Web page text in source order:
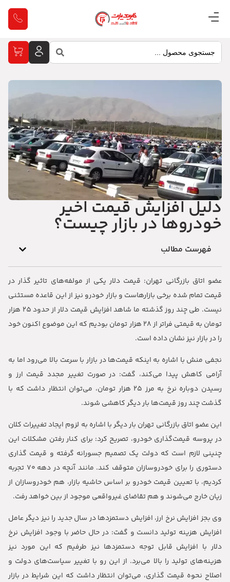
دلیل افزایش قیمت اخیر
خودروها در بازار چیست؟
فهرست مطالب
عضو اتاق بازرگانی تهران: قیمت دلار یکی از مولفه‌های تاثیر گذار در
قیمت تمام شده برخی بازارهاست و بازار خودرو نیز از این قاعده مستثنی
نیست. طی چند روز گذشته ما شاهد افزایش قیمت دلار از حدود 25 هزار
تومان به قیمتی فراتر از 28 هزار تومان بودیم که این موضوع اکنون خود
را در بازار نیز نشان داده است.
نجفی منش با اشاره به اینکه قیمت‌ها در بازار با سرعت بالا می‌رود اما به
آرامی کاهش پیدا می‌کند، گفت: در صورت تغییر مجدد قیمت ارز و
رسیدن دوباره نرخ به مرز ۲۵ هزار تومان، می‌توان انتظار داشت که با
گذشت چند روز قیمت‌ها بار دیگر کاهشی شوند.
این عضو اتاق بازرگانی تهران بار دیگر با اشاره به لزوم ایجاد تغییرات کلان
در پروسه قیمت‌گذاری خودرو، تصریح کرد: برای کنار رفتن مشکلات این
چنینی لازم است که دولت یک تصمیم جسورانه گرفته و قیمت گذاری
دستوری را برای خودروسازان متوقف کند. مانند آنچه در دهه ۷۰ تجربه
کردیم، با تعیین قیمت خودرو بر اساس حاشیه بازار، هم خودروسازان از
زیان خارج می‌شوند و هم تقاضای غیرواقعی موجود از بین خواهد رفت.
وی بجز افزایش نرخ ارز، افزایش دستمزدها در سال جدید را نیز دیگر عامل
افزایش هزینه تولید دانست و گفت: در حال حاضر با وجود افزایش نرخ
دلار با افزایش قابل توجه دستمزدها نیز طرفیم که این مورد نیز
هزینه‌های تولید را بالا می‌برد. از این رو با تغییر سیاست‌های دولت و
اصلاح نحوه قیمت گذاری، می‌توان انتظار داشت که این شرایط در بازار